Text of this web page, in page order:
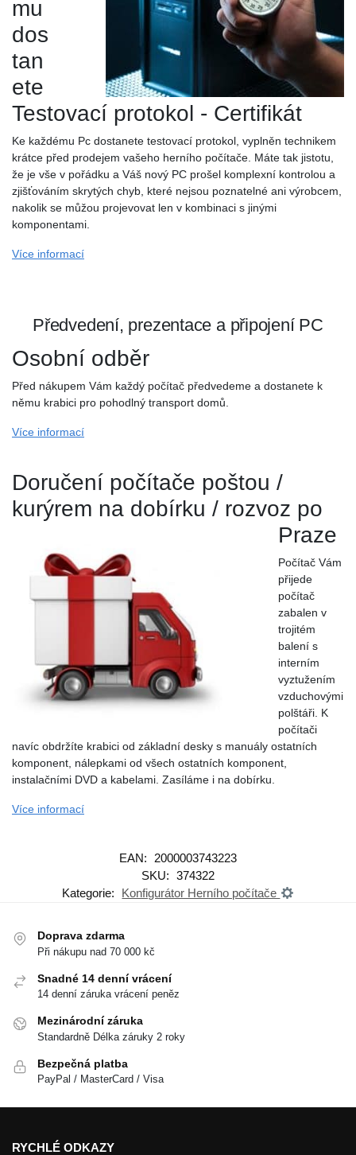
mu
dos
tan
ete
Testovací protokol - Certifikát
Ke každému Pc dostanete testovací protokol, vyplněn technikem
krátce před prodejem vašeho herního počítače. Máte tak jistotu,
že je vše v pořádku a Váš nový PC prošel komplexní kontrolou a
zjišťováním skrytých chyb, které nejsou poznatelné ani výrobcem,
nakolik se můžou projevovat len v kombinaci s jinými
komponentami.
Více informací
Předvedení, prezentace a připojení PC
Osobní odběr
Před nákupem Vám každý počítač předvedeme a dostanete k
němu krabici pro pohodlný transport domů.
Více informací
Doručení počítače poštou /
kurýrem na dobírku / rozvoz po
Praze
Počítač Vám
přijede
počítač
zabalen v
trojitém
balení s
interním
vyztužením
vzduchovými
polštáři. K
počítači
navíc obdržíte krabici od základní desky s manuály ostatních
komponent, nálepkami od všech ostatních komponent,
instalačními DVD a kabelami. Zasíláme i na dobírku.
Více informací
EAN: 2000003743223
SKU: 374322
Kategorie:
Konfigurátor Herního počítače
Doprava zdarma
Při nákupu nad 70 000 kč
Snadné 14 denní vrácení
14 denní záruka vrácení peněz
Mezinárodní záruka
Standardně Délka záruky 2 roky
Bezpečná platba
PayPal / MasterCard / Visa
RYCHLÉ ODKAZY